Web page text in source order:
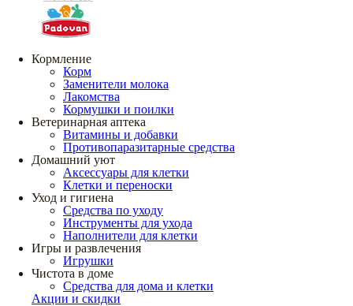
Кормление
Корм
Заменители молока
Лакомства
Кормушки и поилки
Ветеринарная аптека
Витамины и добавки
Противопаразитарные средства
Домашний уют
Аксессуары для клетки
Клетки и переноски
Уход и гигиена
Средства по уходу
Инструменты для ухода
Наполнители для клетки
Игры и развлечения
Игрушки
Чистота в доме
Средства для дома и клетки
Акции и скидки